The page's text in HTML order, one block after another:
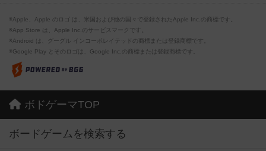
※Apple、Apple のロゴ は、米国および他の国々で登録されたApple Inc.の商標です。
※App Store は、Apple Inc.のサービスマークです。
※Android は、グーグル インコーポレイテッドの商標または登録商標です。
※Google Play とそのロゴは、Google Inc.の商標または登録商標です。
ボドゲーマTOP
ボードゲームを検索する